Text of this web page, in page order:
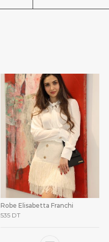
Robe Elisabetta Franchi
535 DT